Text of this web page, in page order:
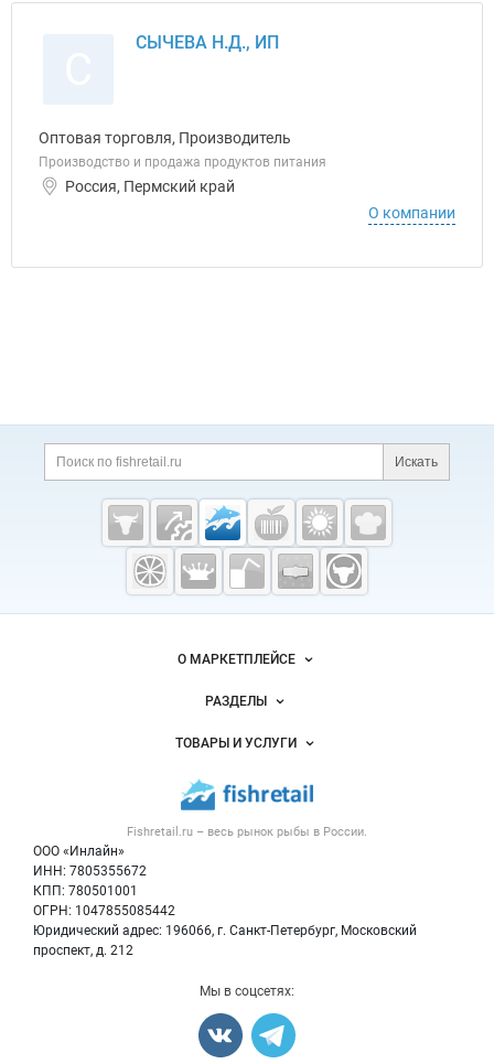
СЫЧЕВА Н.Д., ИП
Оптовая торговля, Производитель
Производство и продажа продуктов питания
Россия, Пермский край
О компании
Дополнительная информация
Поиск по сайту и
Искать
Cсылки на полезные проекты
Fishretail.ru —
рыба,
морепродукты
Важные разделы и контакты
Fishretail.ru – весь рынок рыбы в России.
ООО «Инлайн»
ИНН: 7805355672
КПП: 780501001
ОГРН: 1047855085442
Юридический адрес: 196066, г. Санкт-Петербург, Московский
проспект, д. 212
Навигация по сайтуО МАРКЕТПЛЕЙСЕ
Новости Fishretail.ru
Размещение рекламы
Публичная оферта
Контактная информация
Политика обработки персональных данных
РАЗДЕЛЫ
Объявления
Новости рынка
Блог
ТОВАРЫ И УСЛУГИ
Рыба
Икра
Мы в соцсетях: